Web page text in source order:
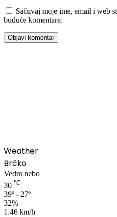
Sačuvaj moje ime, email i web
buduće komentare.
Weather
Brčko
Vedro nebo
30 ℃
39º - 27º
32%
1.46 km/h